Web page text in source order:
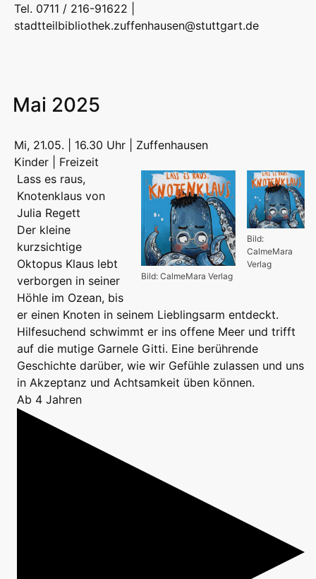
Tel. 0711 / 216-91622 |
stadtteilbibliothek.zuffenhausen@stuttgart.de
Mai 2025
Mi, 21.05. | 16.30 Uhr | Zuffenhausen
Kinder | Freizeit
Bild:
CalmeMara
Verlag
Bild: CalmeMara Verlag
Lass es raus,
Knotenklaus von
Julia Regett
Der kleine
kurzsichtige
Oktopus Klaus lebt
verborgen in seiner
Höhle im Ozean, bis
er einen Knoten in seinem Lieblingsarm entdeckt.
Hilfesuchend schwimmt er ins offene Meer und trifft
auf die mutige Garnele Gitti. Eine berührende
Geschichte darüber, wie wir Gefühle zulassen und uns
in Akzeptanz und Achtsamkeit üben können.
Ab 4 Jahren